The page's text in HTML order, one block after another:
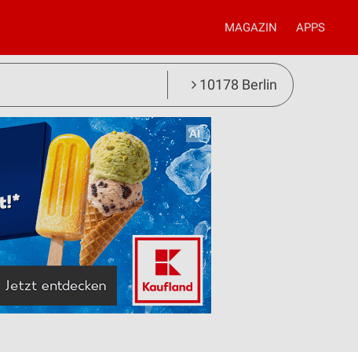
MAGAZIN APPS
10178 Berlin